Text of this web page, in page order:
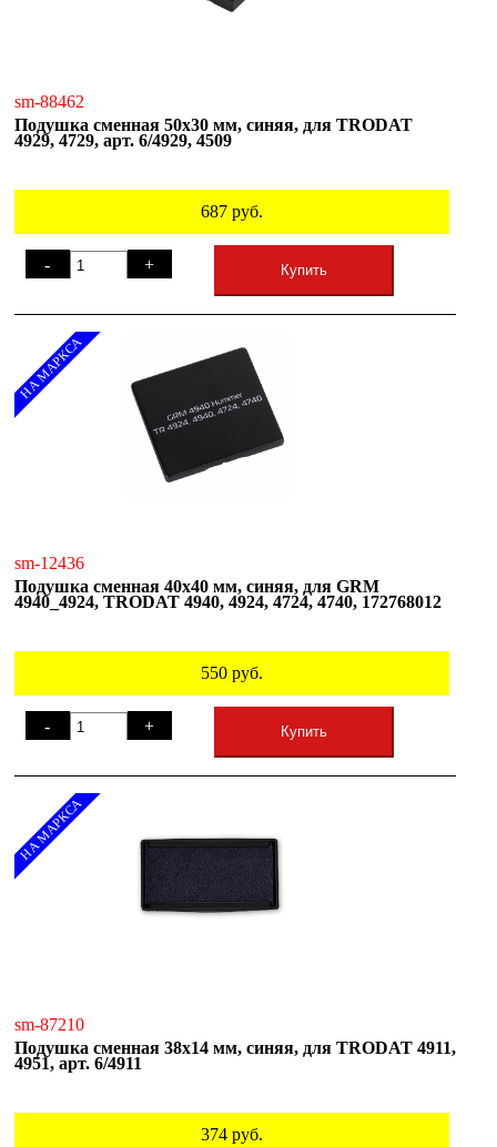
sm-88462
Подушка сменная 50х30 мм, синяя, для TRODAT
4929, 4729, арт. 6/4929, 4509
687 руб.
- + Купить
НА МАРКСА
sm-12436
Подушка сменная 40х40 мм, синяя, для GRM
4940_4924, TRODAT 4940, 4924, 4724, 4740, 172768012
550 руб.
- + Купить
НА МАРКСА
sm-87210
Подушка сменная 38х14 мм, синяя, для TRODAT 4911,
4951, арт. 6/4911
374 руб.